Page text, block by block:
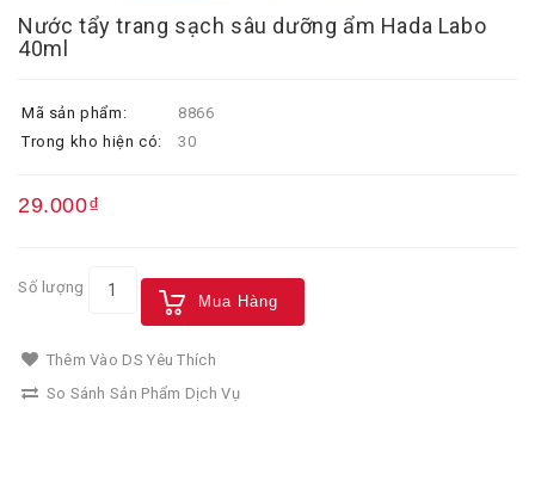
Nước tẩy trang sạch sâu dưỡng ẩm Hada Labo
40ml
Mã sản phẩm:
8866
Trong kho hiện có:
30
29.000₫
Số lượng
Mua Hàng
Thêm Vào DS Yêu Thích
So Sánh Sản Phẩm Dịch Vụ